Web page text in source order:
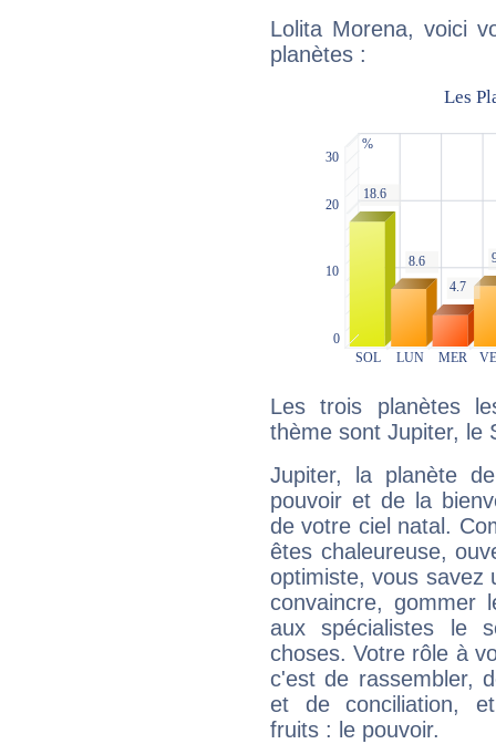
Lolita Morena, voici
planètes :
Les trois planètes
thème sont Jupiter, le
Jupiter, la planète
pouvoir et de la
de votre ciel natal.
êtes chaleureuse,
optimiste, vous savez
convaincre, gommer
aux spécialistes le
choses. Votre rôle à
c'est de rassembler,
et de conciliation,
fruits : le pouvoir.